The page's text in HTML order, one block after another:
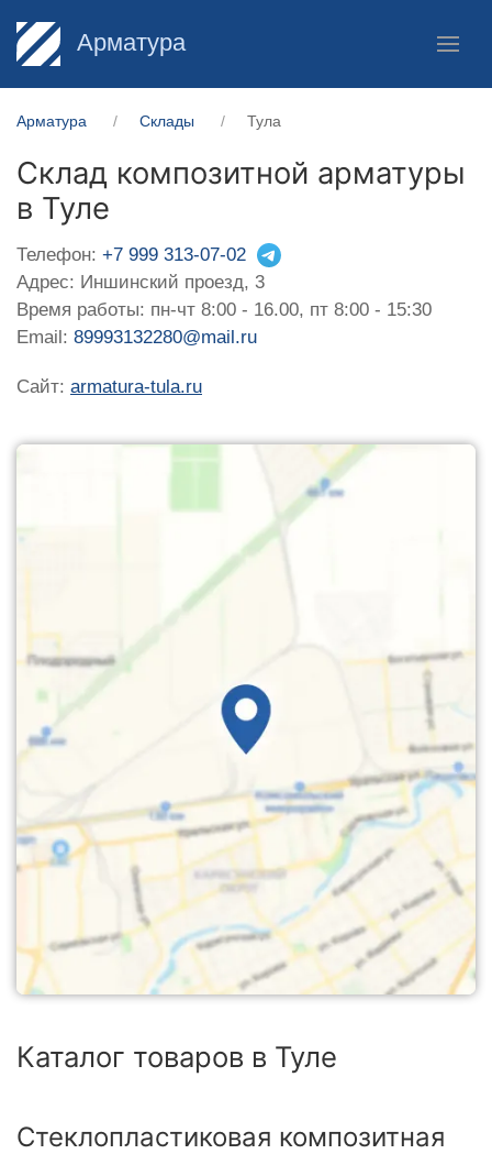
Арматура
Арматура Склады Тула
Склад композитной арматуры
в Туле
Телефон: +7 999 313-07-02
Адрес: Иншинский проезд, 3
Время работы: пн-чт 8:00 - 16.00, пт 8:00 - 15:30
Email: 89993132280@mail.ru
Сайт: armatura-tula.ru
Каталог товаров в Туле
Стеклопластиковая композитная